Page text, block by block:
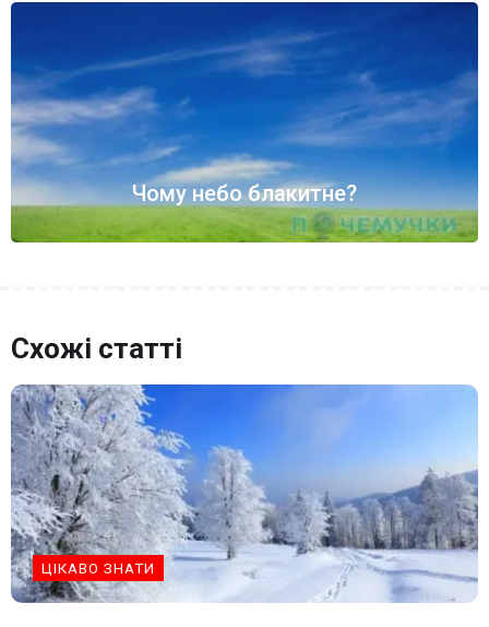
Чому небо блакитне?
Схожі статті
ЦІКАВО ЗНАТИ